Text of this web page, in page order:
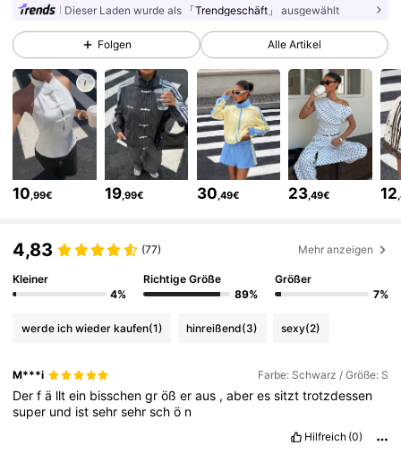
4,75
4,75 336K Follower
4,75 336K Follower
336K Follower
336K Follower
4,75 336K Follower
Dieser Laden wurde als 「Trendgeschäft」 ausgewählt
Folgen Alle Artikel
10 ,99€ 19 ,99€ 30 ,49€ 23 ,49€ 12
4,83 (77) Mehr anzeigen
Kleiner
4%
Richtige Größe
89%
Größer
7%
werde ich wieder kaufen(1) hinreißend(3) sexy(2)
M***i Farbe: Schwarz / Größe: S
Derfä lltein bisschengrößeraus ,aberessitzttrotzdessen
super und istsehrsehrschö n
Hilfreich (0)